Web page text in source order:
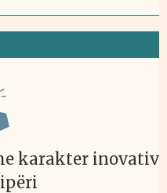
karakter inovativ